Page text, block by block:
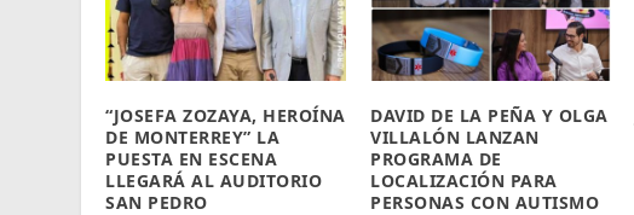
“JOSEFA ZOZAYA, HEROÍNA
DE MONTERREY” LA
PUESTA EN ESCENA
LLEGARÁ AL AUDITORIO
SAN PEDRO
DAVID DE LA PEÑA Y OLGA
VILLALÓN LANZAN
PROGRAMA DE
LOCALIZACIÓN PARA
PERSONAS CON AUTISMO